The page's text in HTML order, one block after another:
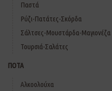
Παστά
Ρύζι-Πατάτες-Σκόρδα
Σάλτσες-Μουστάρδα-Μαγιονέζα
Τουρσιά-Σαλάτες
ΠΟΤΑ
Αλκοολούχα